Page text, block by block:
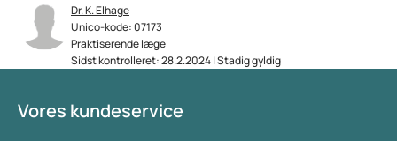
Dr. K. Elhage
Unico-kode: 07173
Praktiserende læge
Sidst kontrolleret: 28.2.2024 | Stadig gyldig
Vores kundeservice